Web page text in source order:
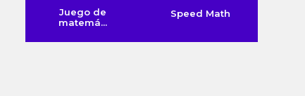
Juego de
matemá...
Speed Math